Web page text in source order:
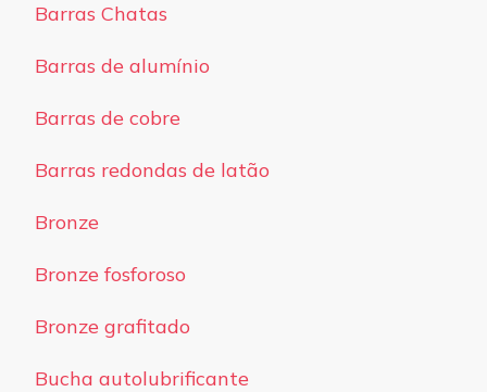
Barras Chatas
Barras de alumínio
Barras de cobre
Barras redondas de latão
Bronze
Bronze fosforoso
Bronze grafitado
Bucha autolubrificante